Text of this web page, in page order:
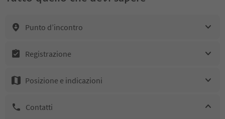
Punto d’incontro
Registrazione
Posizione e indicazioni
Contatti